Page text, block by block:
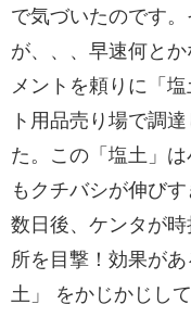
で気づいたのです
が、、、早速何と
メントを頼りに「
ト用品売り場で調
た。この「塩土」
もクチバシが伸び
数日後、ケンタが
所を目撃！効果が
土」 をかじかじし